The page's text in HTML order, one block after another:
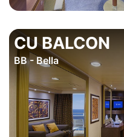
CU BALCON
BB - Bella